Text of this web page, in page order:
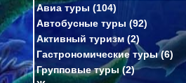
Авиа туры (104)
Автобусные туры (92)
Активный туризм (2)
Гастрономические туры (6)
Групповые туры (2)